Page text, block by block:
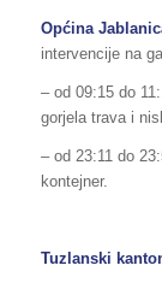
Općina
intervencije na
– od 09:15 do
gorjela trava i
– od 23:11 do
kontejner.
Tuzlanski